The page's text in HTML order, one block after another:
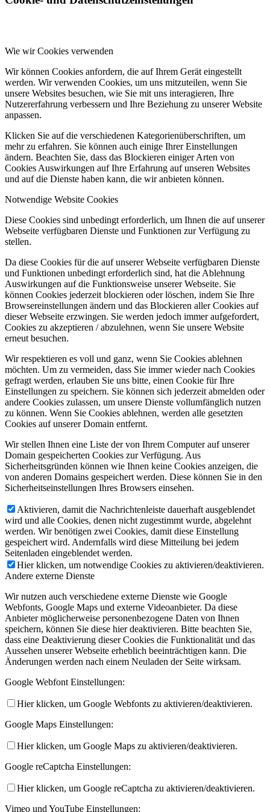
Wie wir Cookies verwenden
Wir können Cookies anfordern, die auf Ihrem Gerät eingestellt
werden. Wir verwenden Cookies, um uns mitzuteilen, wenn Sie
unsere Websites besuchen, wie Sie mit uns interagieren, Ihre
Nutzererfahrung verbessern und Ihre Beziehung zu unserer Website
anpassen.
Klicken Sie auf die verschiedenen Kategorienüberschriften, um
mehr zu erfahren. Sie können auch einige Ihrer Einstellungen
ändern. Beachten Sie, dass das Blockieren einiger Arten von
Cookies Auswirkungen auf Ihre Erfahrung auf unseren Websites
und auf die Dienste haben kann, die wir anbieten können.
Notwendige Website Cookies
Diese Cookies sind unbedingt erforderlich, um Ihnen die auf unserer
Webseite verfügbaren Dienste und Funktionen zur Verfügung zu
stellen.
Da diese Cookies für die auf unserer Webseite verfügbaren Dienste
und Funktionen unbedingt erforderlich sind, hat die Ablehnung
Auswirkungen auf die Funktionsweise unserer Webseite. Sie
können Cookies jederzeit blockieren oder löschen, indem Sie Ihre
Browsereinstellungen ändern und das Blockieren aller Cookies auf
dieser Webseite erzwingen. Sie werden jedoch immer aufgefordert,
Cookies zu akzeptieren / abzulehnen, wenn Sie unsere Website
erneut besuchen.
Wir respektieren es voll und ganz, wenn Sie Cookies ablehnen
möchten. Um zu vermeiden, dass Sie immer wieder nach Cookies
gefragt werden, erlauben Sie uns bitte, einen Cookie für Ihre
Einstellungen zu speichern. Sie können sich jederzeit abmelden oder
andere Cookies zulassen, um unsere Dienste vollumfänglich nutzen
zu können. Wenn Sie Cookies ablehnen, werden alle gesetzten
Cookies auf unserer Domain entfernt.
Wir stellen Ihnen eine Liste der von Ihrem Computer auf unserer
Domain gespeicherten Cookies zur Verfügung. Aus
Sicherheitsgründen können wie Ihnen keine Cookies anzeigen, die
von anderen Domains gespeichert werden. Diese können Sie in den
Sicherheitseinstellungen Ihres Browsers einsehen.
Aktivieren, damit die Nachrichtenleiste dauerhaft ausgeblendet
wird und alle Cookies, denen nicht zugestimmt wurde, abgelehnt
werden. Wir benötigen zwei Cookies, damit diese Einstellung
gespeichert wird. Andernfalls wird diese Mitteilung bei jedem
Seitenladen eingeblendet werden.
Hier klicken, um notwendige Cookies zu aktivieren/deaktivieren.
Andere externe Dienste
Wir nutzen auch verschiedene externe Dienste wie Google
Webfonts, Google Maps und externe Videoanbieter. Da diese
Anbieter möglicherweise personenbezogene Daten von Ihnen
speichern, können Sie diese hier deaktivieren. Bitte beachten Sie,
dass eine Deaktivierung dieser Cookies die Funktionalität und das
Aussehen unserer Webseite erheblich beeinträchtigen kann. Die
Änderungen werden nach einem Neuladen der Seite wirksam.
Google Webfont Einstellungen:
Hier klicken, um Google Webfonts zu aktivieren/deaktivieren.
Google Maps Einstellungen:
Hier klicken, um Google Maps zu aktivieren/deaktivieren.
Google reCaptcha Einstellungen:
Hier klicken, um Google reCaptcha zu aktivieren/deaktivieren.
Vimeo und YouTube Einstellungen: